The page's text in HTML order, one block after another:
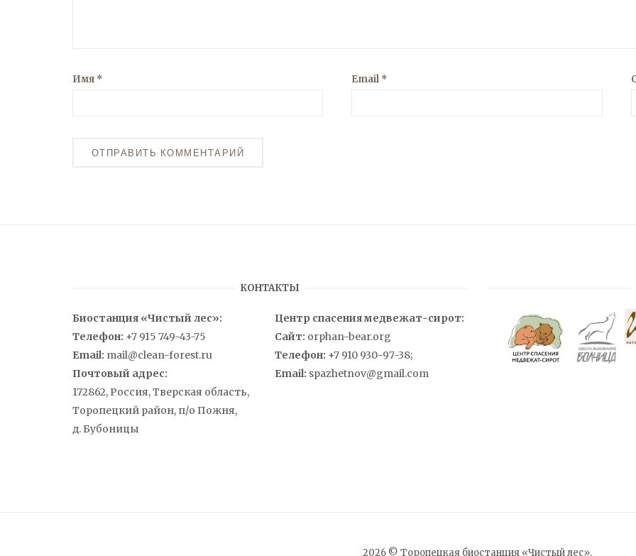
Имя * Email *
КОНТАКТЫ
Биостанция «Чистый лес»:
Телефон: +7 915 749-43-75
Email: mail@clean-forest.ru
Почтовый адрес:
172862, Россия, Тверская область,
Торопецкий район, п/о Пожня,
д. Бубоницы
Центр спасения медвежат-сирот:
Сайт: orphan-bear.org
Телефон: +7 910 930-97-38;
Email: spazhetnov@gmail.com
2026 © Торопецкая биостанция «Чистый лес».